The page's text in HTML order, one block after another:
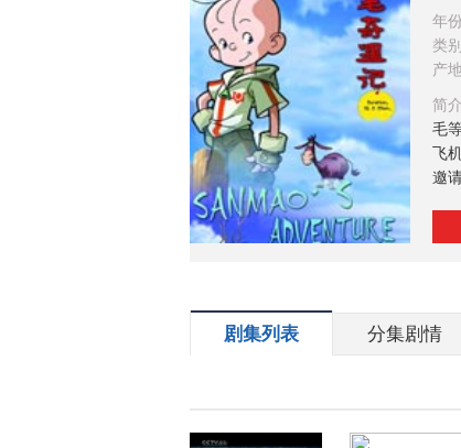
年
类
产
简
毛
飞
邀
剧集列表 分集剧情